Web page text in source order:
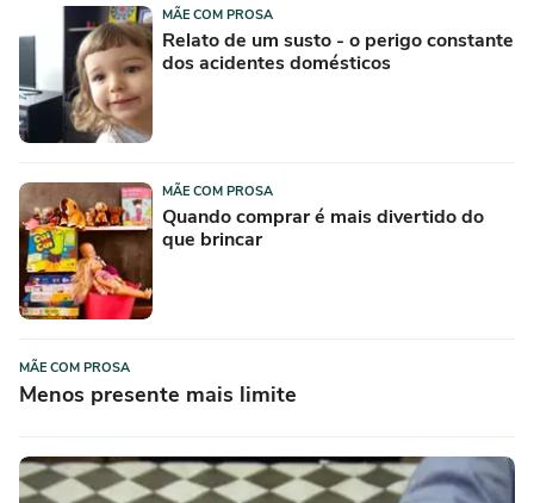
MÃE COM PROSA
Relato de um susto - o perigo constante
dos acidentes domésticos
MÃE COM PROSA
Quando comprar é mais divertido do
que brincar
MÃE COM PROSA
Menos presente mais limite